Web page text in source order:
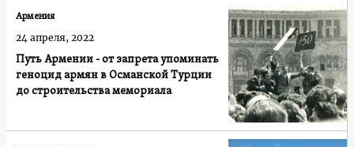
Путь Армении - от запрета упоминать
геноцид армян в Османской Турции
до строительства мемориала
Армения
24 апреля, 2022